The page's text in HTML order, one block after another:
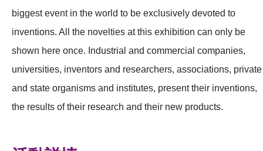
會籍
biggest event in the world to be exclusively devoted to
inventions. All the novelties at this exhibition can only be
shown here once. Industrial and commercial companies,
universities, inventors and researchers, associations, private
and state organisms and institutes, present their inventions,
the results of their research and their new products.